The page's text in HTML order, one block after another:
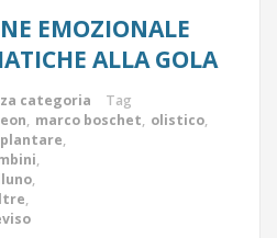
EMOZIONALE
ALLA GOLA
categoria
Tag
, marco boschet, olistico,
,
,
,
,